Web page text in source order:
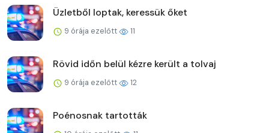
Üzletből loptak, keressük őket
9 órája ezelőtt 11
Rövid időn belül kézre került a tolvaj
9 órája ezelőtt 12
Poénosnak tartották